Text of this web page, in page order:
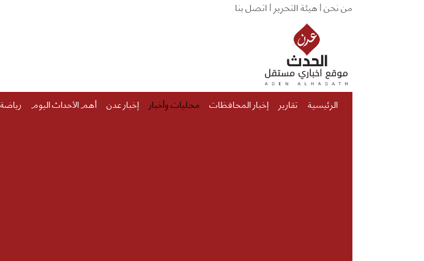
من نحن |هيئة التحرير |اتصل بنا
الرئيسية تقارير إخبار المحافظات محليات وأخبار إخبار عدن أهم الأحداث اليوم رياضة